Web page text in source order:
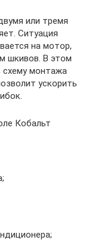
или тремя
Ситуация
на мотор,
шкивов. В этом
схему монтажа
ускорить
Кобальт